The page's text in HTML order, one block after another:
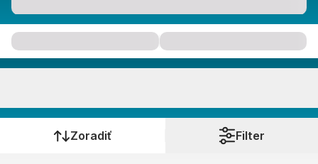
Kedy cestujete?
Zoradiť Filter